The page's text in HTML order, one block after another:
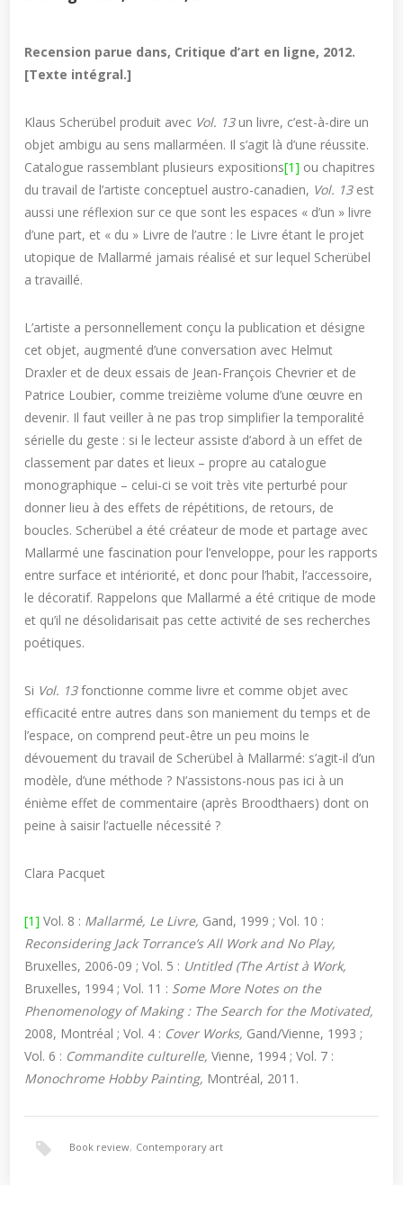
Recension parue dans, Critique d’art en ligne, 2012.
[Texte intégral.]
Klaus Scherübel produit avec Vol. 13un livre, c’est-à-dire un
objet ambigu au sens mallarméen. Il s’agit là d’une réussite.
Catalogue rassemblant plusieurs expositions[1] ou chapitres
du travail de l’artiste conceptuel austro-canadien, Vol. 13est
aussi une réflexion sur ce que sont les espaces « d’un » livre
d’une part, et « du » Livre de l’autre : le Livre étant le projet
utopique de Mallarmé jamais réalisé et sur lequel Scherübel
a travaillé.
L’artiste a personnellement conçu la publication et désigne
cet objet, augmenté d’une conversation avec Helmut
Draxler et de deux essais de Jean-François Chevrier et de
Patrice Loubier, comme treizième volume d’une œuvre en
devenir. Il faut veiller à ne pas trop simplifier la temporalité
sérielle du geste : si le lecteur assiste d’abord à un effet de
classement par dates et lieux – propre au catalogue
monographique – celui-ci se voit très vite perturbé pour
donner lieu à des effets de répétitions, de retours, de
boucles. Scherübel a été créateur de mode et partage avec
Mallarmé une fascination pour l’enveloppe, pour les rapports
entre surface et intériorité, et donc pour l’habit, l’accessoire,
le décoratif. Rappelons que Mallarmé a été critique de mode
et qu’il ne désolidarisait pas cette activité de ses recherches
poétiques.
Si Vol. 13fonctionne comme livre et comme objet avec
efficacité entre autres dans son maniement du temps et de
l’espace, on comprend peut-être un peu moins le
dévouement du travail de Scherübel à Mallarmé: s’agit-il d’un
modèle, d’une méthode ? N’assistons-nous pas ici à un
énième effet de commentaire (après Broodthaers) dont on
peine à saisir l’actuelle nécessité ?
Clara Pacquet
[1] Vol. 8 : Mallarmé, Le Livre, Gand, 1999 ; Vol. 10 :
Reconsidering Jack Torrance’s All Work and No Play,
Bruxelles, 2006-09 ; Vol. 5 : Untitled (The Artist à Work,
Bruxelles, 1994 ; Vol. 11 : Some More Notes on the
Phenomenology of Making : The Search for the Motivated,
2008, Montréal ; Vol. 4 : Cover Works, Gand/Vienne, 1993 ;
Vol. 6 : Commandite culturelle, Vienne, 1994 ; Vol. 7 :
Monochrome Hobby Painting, Montréal, 2011.
Book review, Contemporary art